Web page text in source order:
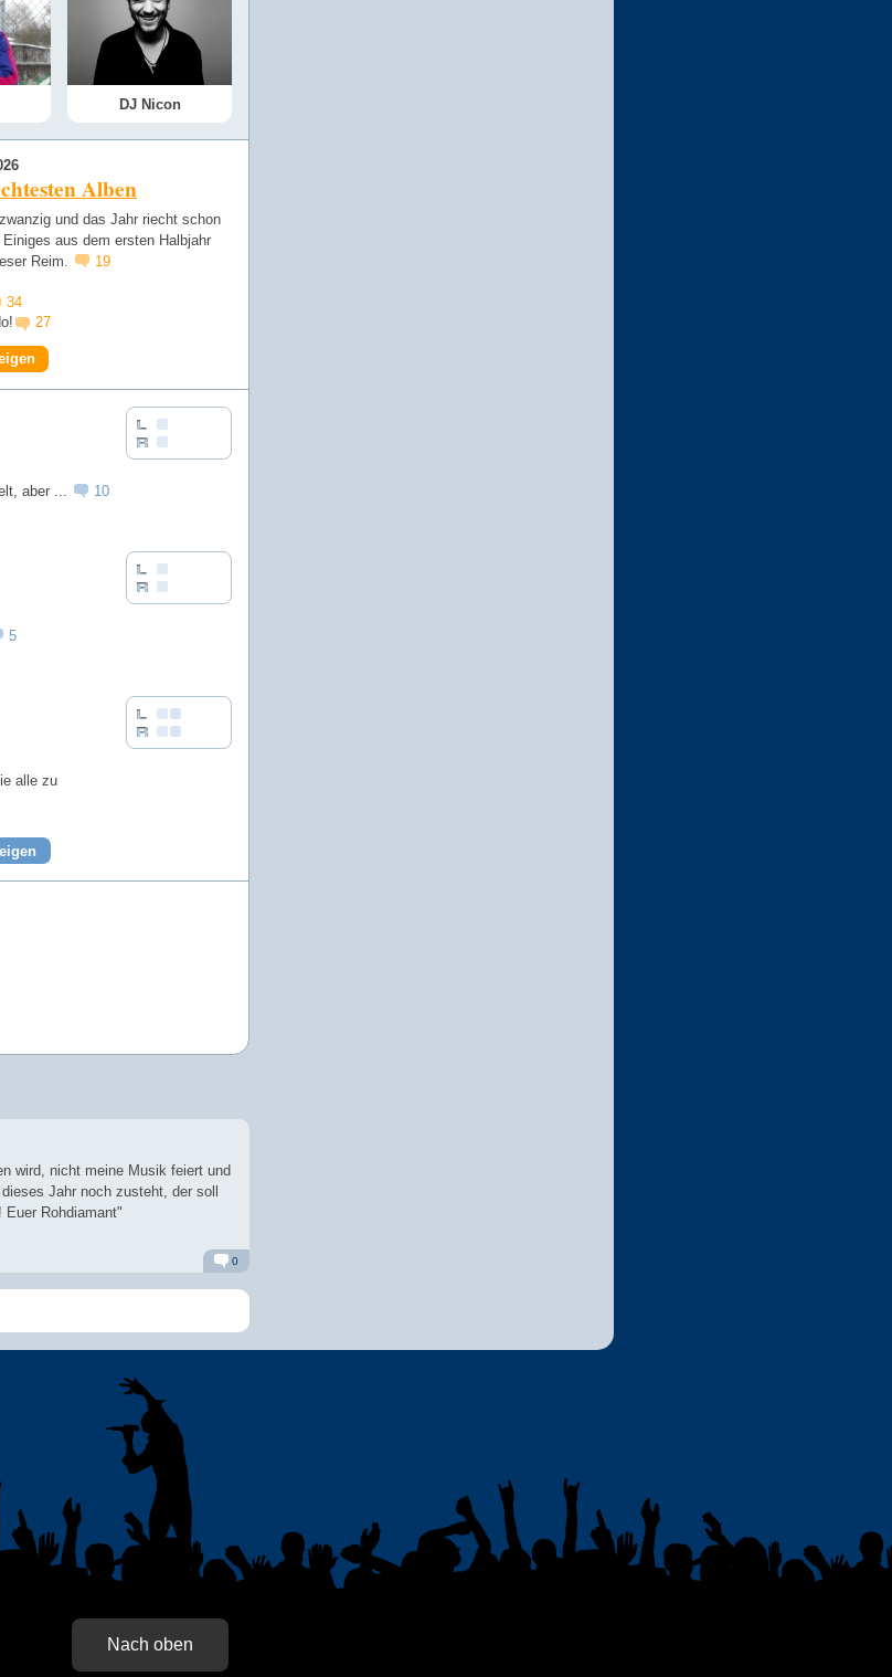
DJ Nicon
Alben
und das Jahr riecht schon
aus dem ersten Halbjahr
Reim.
19
34
27
aber ...
10
5
alle zu
wird, nicht meine Musik feiert und
Jahr noch zusteht, der soll
Rohdiamant"
Alarm Antworten
0
Speichern
Nach oben